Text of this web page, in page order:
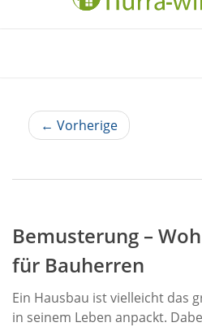
← Vorherige
Bemusterung –
für Bauherren
Ein Hausbau ist vielleicht das
in seinem Leben anpackt.